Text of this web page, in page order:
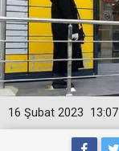
13:07
16 Şubat 2023